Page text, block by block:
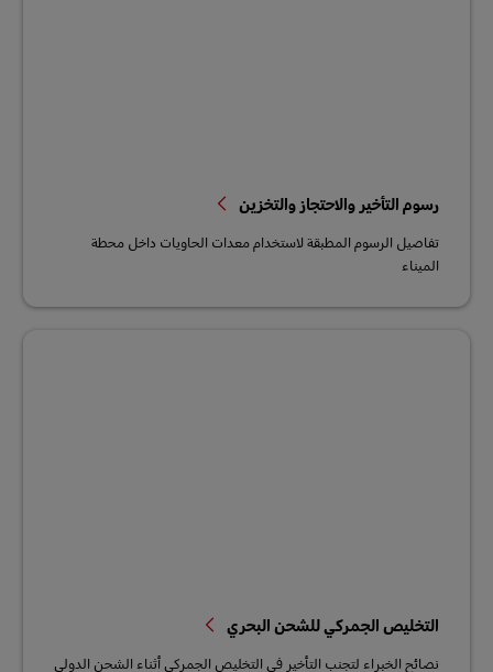
رسوم التأخير والاحتجاز والتخزين
تفاصيل الرسوم المطبقة لاستخدام معدات الحاويات داخل محطة
الميناء
التخليص الجمركي للشحن البحري
نصائح الخبراء لتجنب التأخير في التخليص الجمركي أثناء الشحن الدولي